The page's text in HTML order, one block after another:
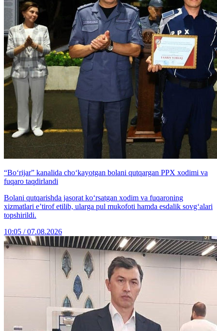
“Bo‘rijar” kanalida cho‘kayotgan bolani qutqargan PPX xodimi va
fuqaro taqdirlandi
Bolani qutqarishda jasorat ko‘rsatgan xodim va fuqaroning
xizmatlari e’tirof etilib, ularga pul mukofoti hamda esdalik sovg‘alari
topshirildi.
10:05 / 07.08.2026